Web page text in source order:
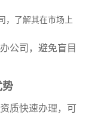
，了解其在市场上
公司，避免盲目
势
质快速办理，可